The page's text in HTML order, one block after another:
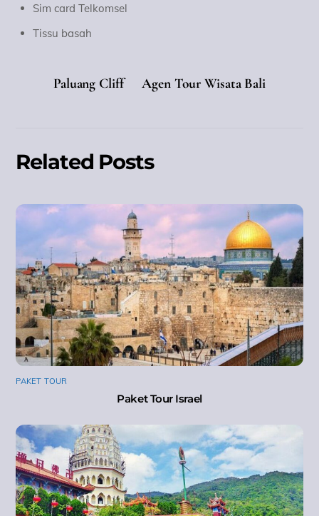
Sim card Telkomsel
Tissu basah
Paluang Cliff Agen Tour Wisata Bali
Related Posts
PAKET TOUR
Paket Tour Israel